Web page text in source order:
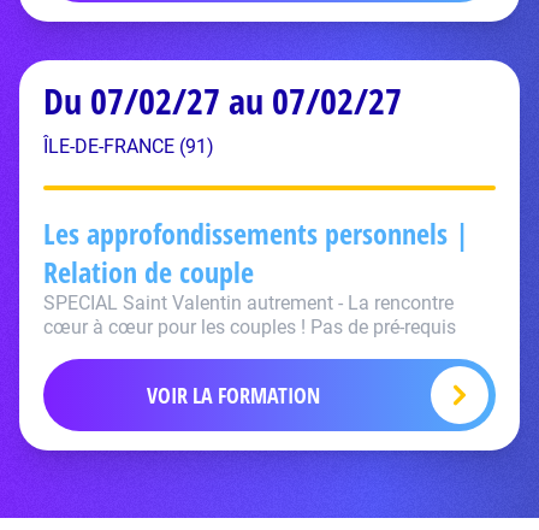
Du 07/02/27 au 07/02/27
ÎLE-DE-FRANCE (91)
Les approfondissements personnels |
Relation de couple
SPECIAL Saint Valentin autrement - La rencontre
cœur à cœur pour les couples ! Pas de pré-requis
VOIR LA FORMATION